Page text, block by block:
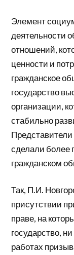
Элемент
деятельности
отношений,
ценности и
гражданское
государство
организации,
стабильно
сделали более
гражданском
Так, П.И.
присутствии
праве, на
государство,
работах